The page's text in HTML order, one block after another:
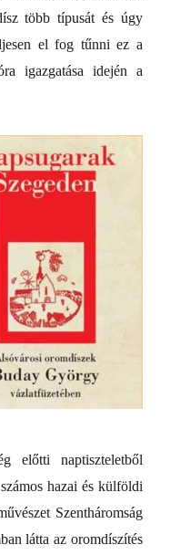
több típusát és úgy
el fog tűnni ez a
igazgatása idején a
előtti naptiszteletből
hazai és külföldi
Szentháromság
látta az oromdíszítés